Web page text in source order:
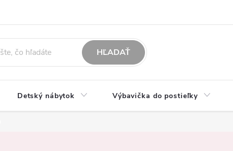
HĽADAŤ
Detský nábytok Výbavička do postieľky